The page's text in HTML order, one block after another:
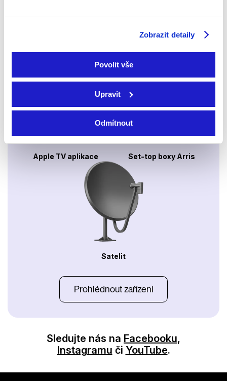
Zobrazit detaily
Povolit vše
Upravit
Odmítnout
Xbox app
Apple TV aplikace Set-top boxy Arris
Satelit
Prohlédnout zařízení
Sledujte nás na Facebooku,
Instagramu či YouTube.